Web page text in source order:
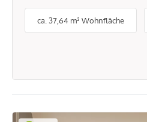
ca. 37,64 m² Wohnfläche